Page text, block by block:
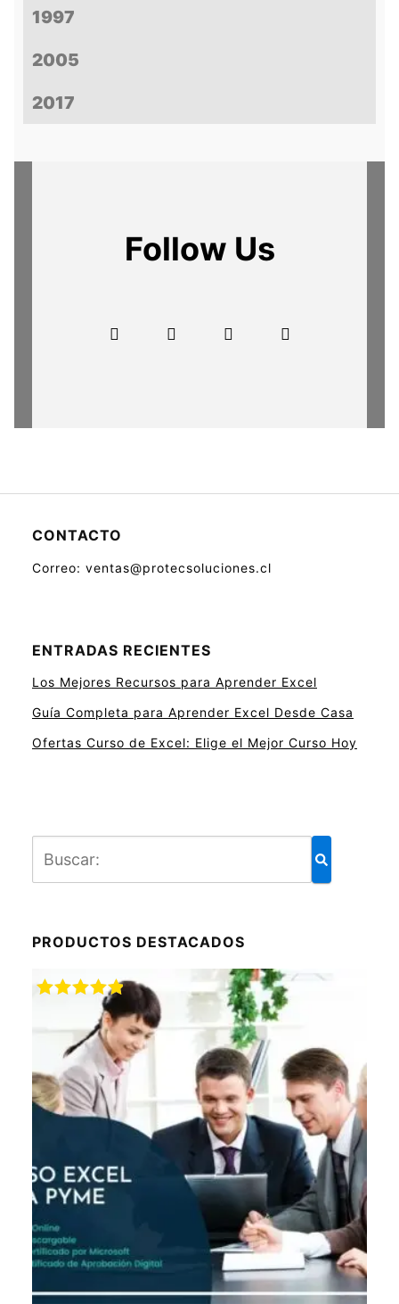
1997
2005
2017
Follow Us
CONTACTO
Correo: ventas@protecsoluciones.cl
ENTRADAS RECIENTES
Los Mejores Recursos para Aprender Excel
Guía Completa para Aprender Excel Desde Casa
Ofertas Curso de Excel: Elige el Mejor Curso Hoy
PRODUCTOS DESTACADOS
Valorado
con5.00de